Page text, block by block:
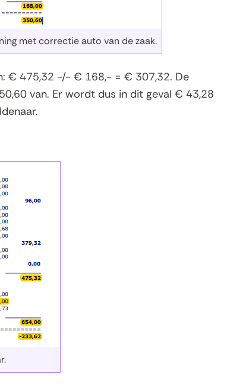
met correctie auto van de zaak.
€ 475,32 -/- € 168,- = € 307,32. De
van. Er wordt dus in dit geval € 43,28